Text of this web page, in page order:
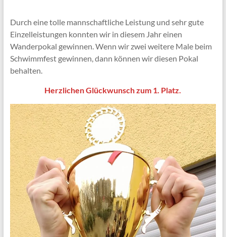
Durch eine tolle mannschaftliche Leistung und sehr gute
Einzelleistungen konnten wir in diesem Jahr einen
Wanderpokal gewinnen. Wenn wir zwei weitere Male beim
Schwimmfest gewinnen, dann können wir diesen Pokal
behalten.
Herzlichen Glückwunsch zum 1. Platz.